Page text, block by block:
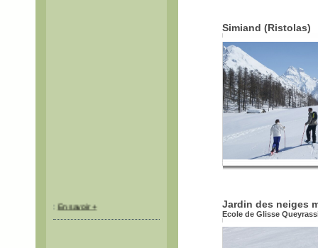
Simiand (Ristolas)
Jardin des neiges
Ecole de Glisse